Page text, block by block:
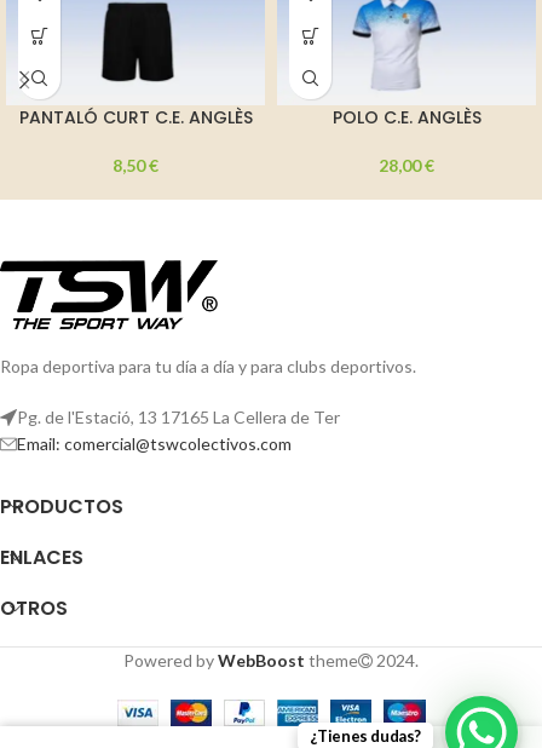
PANTALÓ CURT C.E. ANGLÈS
8,50€
POLO C.E. ANGLÈS
28,00€
Ropa deportiva para tu día a día y para clubs deportivos.
Pg. de l'Estació, 13 17165 La Cellera de Ter
Email: comercial@tswcolectivos.com
PRODUCTOS
ENLACES
OTROS
Powered byWebBoost theme 2024.
¿Tienes dudas?